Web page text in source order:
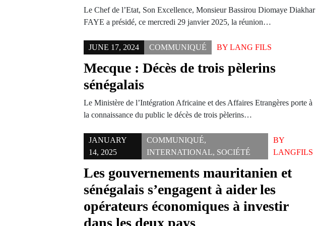
Le Chef de l’Etat, Son Excellence, Monsieur Bassirou Diomaye Diakhar
FAYE a présidé, ce mercredi 29 janvier 2025, la réunion…
JUNE 17, 2024 COMMUNIQUÉ BYLANG FILS
Mecque : Décès de trois pèlerins
sénégalais
Le Ministère de l’Intégration Africaine et des Affaires Etrangères porte à
la connaissance du public le décès de trois pèlerins…
JANUARY
14, 2025
COMMUNIQUÉ,
INTERNATIONAL, SOCIÉTÉ
BY
LANGFILS
Les gouvernements mauritanien et
sénégalais s’engagent à aider les
opérateurs économiques à investir
dans les deux pays